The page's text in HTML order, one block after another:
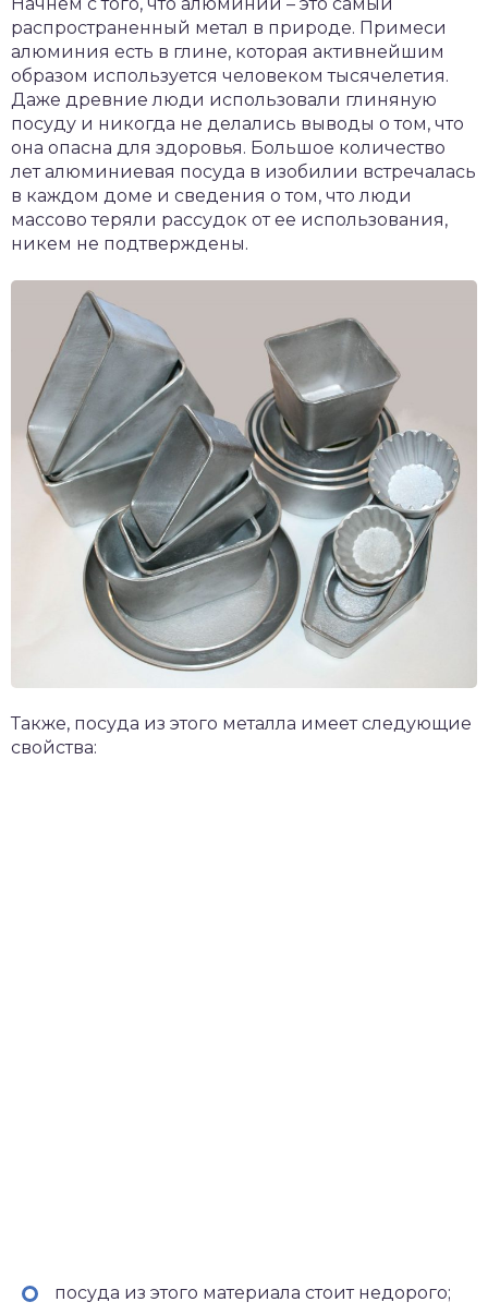
распространенный метал в природе. Примеси
алюминия есть в глине, которая активнейшим
образом используется человеком тысячелетия.
Даже древние люди использовали глиняную
посуду и никогда не делались выводы о том, что
она опасна для здоровья. Большое количество
лет алюминиевая посуда в изобилии встречалась
в каждом доме и сведения о том, что люди
массово теряли рассудок от ее использования,
никем не подтверждены.
Также, посуда из этого металла имеет следующие
свойства:
посуда из этого материала стоит недорого;